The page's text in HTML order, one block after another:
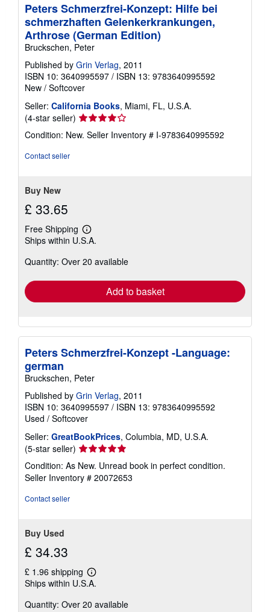
Peters Schmerzfrei-Konzept: Hilfe bei
schmerzhaften Gelenkerkrankungen,
Arthrose (German Edition)
Bruckschen, Peter
Published by Grin Verlag, 2011
ISBN 10: 3640995597 / ISBN 13: 9783640995592
New / Softcover
Seller: California Books, Miami, FL, U.S.A.
(4-star seller) Seller
rating
4
Condition: New. Seller Inventory # I-9783640995592
Contact seller
Buy New
£ 33.65
Free Shipping
Learn
more
shipping
Ships within U.S.A.
Quantity: Over 20 available
Add to basket
Peters Schmerzfrei-Konzept -Language:
german
Bruckschen, Peter
Published by Grin Verlag, 2011
ISBN 10: 3640995597 / ISBN 13: 9783640995592
Used / Softcover
Seller: GreatBookPrices, Columbia, MD, U.S.A.
(5-star seller) Seller
rating
5
out
Condition: As New. Unread book in perfect condition.
Seller Inventory # 20072653
Contact seller
Buy Used
£ 34.33
£ 1.96 shipping
Learn
more
shipping
Ships within U.S.A.
Quantity: Over 20 available